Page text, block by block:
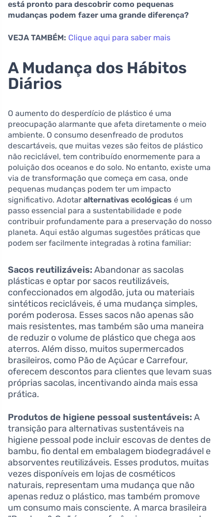
está pronto para descobrir como pequenas
mudanças podem fazer uma grande diferença?
VEJA TAMBÉM: Clique aqui para saber mais
A Mudança dos Hábitos
Diários
O aumento do desperdício de plástico é uma
preocupação alarmante que afeta diretamente o meio
ambiente. O consumo desenfreado de produtos
descartáveis, que muitas vezes são feitos de plástico
não reciclável, tem contribuído enormemente para a
poluição dos oceanos e do solo. No entanto, existe uma
via de transformação que começa em casa, onde
pequenas mudanças podem ter um impacto
significativo. Adotar alternativas ecológicas é um
passo essencial para a sustentabilidade e pode
contribuir profundamente para a preservação do nosso
planeta. Aqui estão algumas sugestões práticas que
podem ser facilmente integradas à rotina familiar:
Sacos reutilizáveis: Abandonar as sacolas
plásticas e optar por sacos reutilizáveis,
confeccionados em algodão, juta ou materiais
sintéticos recicláveis, é uma mudança simples,
porém poderosa. Esses sacos não apenas são
mais resistentes, mas também são uma maneira
de reduzir o volume de plástico que chega aos
aterros. Além disso, muitos supermercados
brasileiros, como Pão de Açúcar e Carrefour,
oferecem descontos para clientes que levam suas
próprias sacolas, incentivando ainda mais essa
prática.
Produtos de higiene pessoal sustentáveis: A
transição para alternativas sustentáveis na
higiene pessoal pode incluir escovas de dentes de
bambu, fio dental em embalagem biodegradável e
absorventes reutilizáveis. Esses produtos, muitas
vezes disponíveis em lojas de cosméticos
naturais, representam uma mudança que não
apenas reduz o plástico, mas também promove
um consumo mais consciente. A marca brasileira